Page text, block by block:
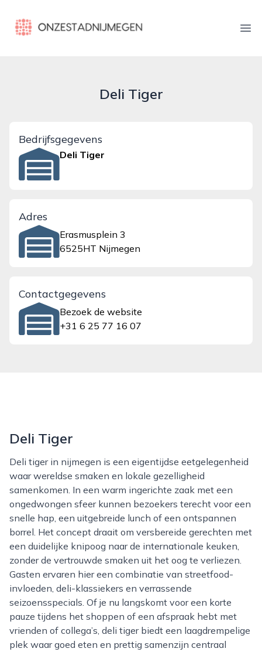
onzestadnijmegen.nl
Deli Tiger
Bedrijfsgegevens
Deli Tiger
Adres
Erasmusplein 3
6525HT Nijmegen
Contactgegevens
Bezoek de website
+31 6 25 77 16 07
Deli Tiger
Deli tiger in nijmegen is een eigentijdse eetgelegenheid
waar wereldse smaken en lokale gezelligheid
samenkomen. In een warm ingerichte zaak met een
ongedwongen sfeer kunnen bezoekers terecht voor een
snelle hap, een uitgebreide lunch of een ontspannen
borrel. Het concept draait om versbereide gerechten met
een duidelijke knipoog naar de internationale keuken,
zonder de vertrouwde smaken uit het oog te verliezen.
Gasten ervaren hier een combinatie van streetfood-
invloeden, deli-klassiekers en verrassende
seizoensspecials. Of je nu langskomt voor een korte
pauze tijdens het shoppen of een afspraak hebt met
vrienden of collega’s, deli tiger biedt een laagdrempelige
plek waar goed eten en prettig samenzijn centraal